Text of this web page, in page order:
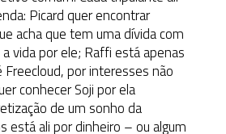
Picard quer encontrar
acha que tem uma dívida com
vida por ele; Raffi está apenas
por interesses não
conhecer Soji por ela
de um sonho da
está ali por dinheiro – ou algum